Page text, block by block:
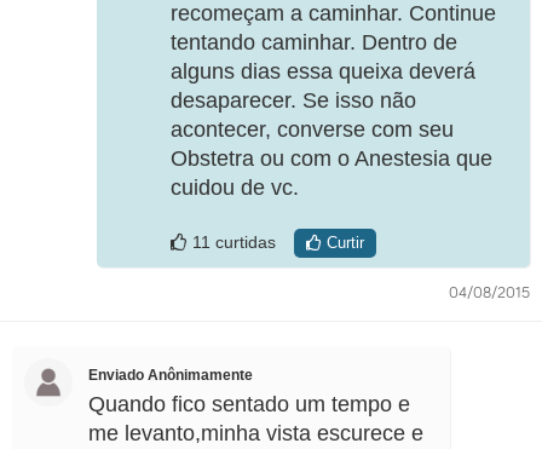
recomeçam a caminhar. Continue
tentando caminhar. Dentro de
alguns dias essa queixa deverá
desaparecer. Se isso não
acontecer, converse com seu
Obstetra ou com o Anestesia que
cuidou de vc.
11 curtidas Curtir
04/08/2015
Enviado Anônimamente
Quando fico sentado um tempo e
me levanto,minha vista escurece e